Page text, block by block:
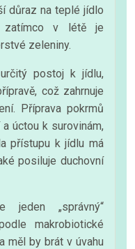
důraz na teplé jídlo
zatímco v létě je
zeleniny.
postoj k jídlu,
což zahrnuje
Příprava pokrmů
úctou k surovinám,
přístupu k jídlu má
posiluje duchovní
jeden „správný“
makrobiotické
měl by brát v úvahu